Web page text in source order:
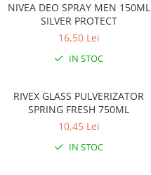
NIVEA DEO SPRAY MEN 150ML
SILVER PROTECT
16,50 Lei
IN STOC
RIVEX GLASS PULVERIZATOR
SPRING FRESH 750ML
10,45 Lei
IN STOC